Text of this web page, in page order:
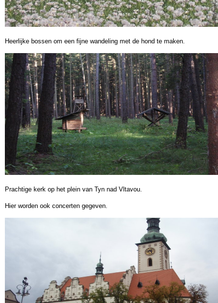
Heerlijke bossen om een fijne wandeling met de hond te maken.
Prachtige kerk op het plein van Tyn nad Vltavou.
Hier worden ook concerten gegeven.